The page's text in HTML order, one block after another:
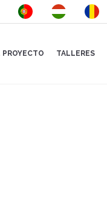
PROYECTO TALLERES